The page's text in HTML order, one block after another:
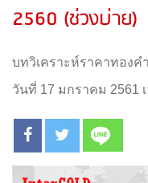
2560 (ช่วงบ่าย)
บทวิเคราะห์ราคาทองคำ
วันที่ 17 มกราคม 2561